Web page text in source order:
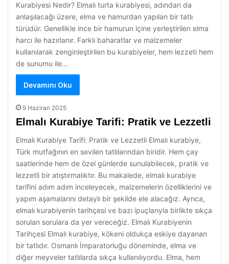
Kurabiyesi Nedir? Elmalı turta kurabiyesi, adından da
anlaşılacağı üzere, elma ve hamurdan yapılan bir tatlı
türüdür. Genellikle ince bir hamurun içine yerleştirilen elma
harcı ile hazırlanır. Farklı baharatlar ve malzemeler
kullanılarak zenginleştirilen bu kurabiyeler, hem lezzeti hem
de sunumu ile…
Devamını Oku
9 Haziran 2025
Elmalı Kurabiye Tarifi: Pratik ve Lezzetli
Elmalı Kurabiye Tarifi: Pratik ve Lezzetli Elmalı kurabiye,
Türk mutfağının en sevilen tatlılarından biridir. Hem çay
saatlerinde hem de özel günlerde sunulabilecek, pratik ve
lezzetli bir atıştırmalıktır. Bu makalede, elmalı kurabiye
tarifini adım adım inceleyecek, malzemelerin özelliklerini ve
yapım aşamalarını detaylı bir şekilde ele alacağız. Ayrıca,
elmalı kurabiyenin tarihçesi ve bazı ipuçlarıyla birlikte sıkça
sorulan sorulara da yer vereceğiz. Elmalı Kurabiyenin
Tarihçesi Elmalı kurabiye, kökeni oldukça eskiye dayanan
bir tatlıdır. Osmanlı İmparatorluğu döneminde, elma ve
diğer meyveler tatlılarda sıkça kullanılıyordu. Elma, hem